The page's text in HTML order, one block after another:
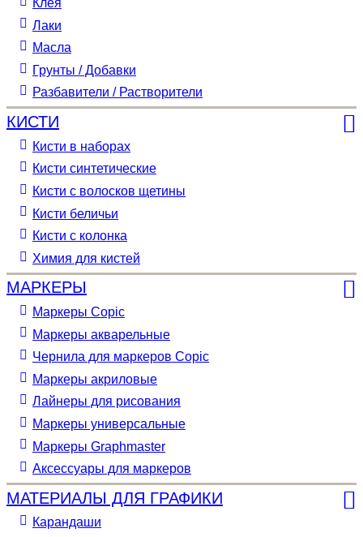
Клея
Лаки
Масла
Грунты / Добавки
Разбавители / Растворители
КИСТИ
Кисти в наборах
Кисти синтетические
Кисти с волосков щетины
Кисти беличьи
Кисти с колонка
Химия для кистей
МАРКЕРЫ
Маркеры Copic
Маркеры акварельные
Чернила для маркеров Copic
Маркеры акриловые
Лайнеры для рисования
Маркеры универсальные
Маркеры Graphmaster
Аксессуары для маркеров
МАТЕРИАЛЫ ДЛЯ ГРАФИКИ
Карандаши